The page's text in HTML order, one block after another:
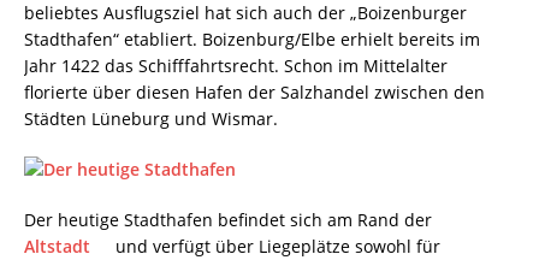
beliebtes Ausflugsziel hat sich auch der „Boizenburger
Stadthafen“ etabliert. Boizenburg/Elbe erhielt bereits im
Jahr 1422 das Schifffahrtsrecht. Schon im Mittelalter
florierte über diesen Hafen der Salzhandel zwischen den
Städten Lüneburg und Wismar.
Der heutige Stadthafen befindet sich am Rand der
Altstadt
und verfügt über Liegeplätze sowohl für